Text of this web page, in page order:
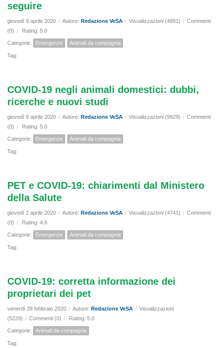
seguire
giovedì 9 aprile 2020 / Autore: Redazione VeSA / Visualizzazioni (4891) / Commenti
(0) / Rating: 5.0
Categorie: Emergenze Animali da compagnia
Tag:
COVID-19 negli animali domestici: dubbi,
ricerche e nuovi studi
giovedì 9 aprile 2020 / Autore: Redazione VeSA / Visualizzazioni (9929) / Commenti
(0) / Rating: 5.0
Categorie: Emergenze Animali da compagnia
Tag:
PET e COVID-19: chiarimenti dal Ministero
della Salute
giovedì 2 aprile 2020 / Autore: Redazione VeSA / Visualizzazioni (4741) / Commenti
(0) / Rating: 4.6
Categorie: Emergenze Animali da compagnia
Tag:
COVID-19: corretta informazione dei
proprietari dei pet
venerdì 28 febbraio 2020 / Autore: Redazione VeSA / Visualizzazioni
(5229) / Commenti (0) / Rating: 5.0
Categorie: Animali da compagnia
Tag: